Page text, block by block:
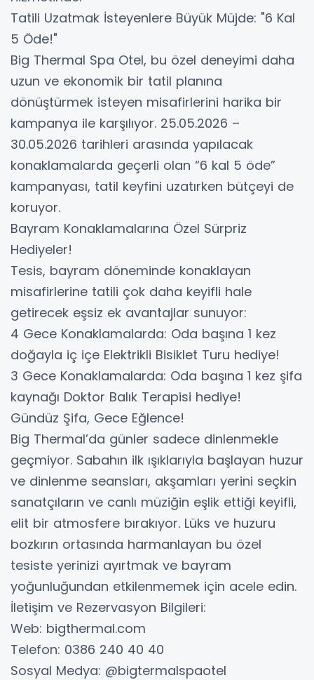
​Tatili Uzatmak İsteyenlere Büyük Müjde: "6 Kal
5 Öde!"
​Big Thermal Spa Otel, bu özel deneyimi daha
uzun ve ekonomik bir tatil planına
dönüştürmek isteyen misafirlerini harika bir
kampanya ile karşılıyor. 25.05.2026 –
30.05.2026 tarihleri arasında yapılacak
konaklamalarda geçerli olan “6 kal 5 öde”
kampanyası, tatil keyfini uzatırken bütçeyi de
koruyor.
​Bayram Konaklamalarına Özel Sürpriz
Hediyeler!
​Tesis, bayram döneminde konaklayan
misafirlerine tatili çok daha keyifli hale
getirecek eşsiz ek avantajlar sunuyor:
​4 Gece Konaklamalarda: Oda başına 1 kez
doğayla iç içe Elektrikli Bisiklet Turu hediye!
​3 Gece Konaklamalarda: Oda başına 1 kez şifa
kaynağı Doktor Balık Terapisi hediye!
​Gündüz Şifa, Gece Eğlence!
​Big Thermal’da günler sadece dinlenmekle
geçmiyor. Sabahın ilk ışıklarıyla başlayan huzur
ve dinlenme seansları, akşamları yerini seçkin
sanatçıların ve canlı müziğin eşlik ettiği keyifli,
elit bir atmosfere bırakıyor. Lüks ve huzuru
bozkırın ortasında harmanlayan bu özel
tesiste yerinizi ayırtmak ve bayram
yoğunluğundan etkilenmemek için acele edin.
​İletişim ve Rezervasyon Bilgileri:
​Web: bigthermal.com
​Telefon: 0386 240 40 40
​Sosyal Medya: @bigtermalspaotel